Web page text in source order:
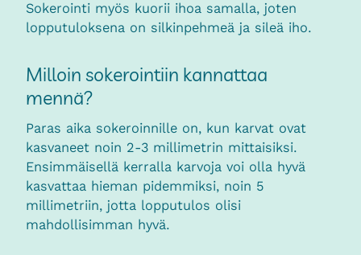
Sokerointi myös kuorii ihoa samalla, joten
lopputuloksena on silkinpehmeä ja sileä iho.
Milloin sokerointiin kannattaa
mennä?
Paras aika sokeroinnille on, kun karvat ovat
kasvaneet noin 2-3 millimetrin mittaisiksi.
Ensimmäisellä kerralla karvoja voi olla hyvä
kasvattaa hieman pidemmiksi, noin 5
millimetriin, jotta lopputulos olisi
mahdollisimman hyvä.